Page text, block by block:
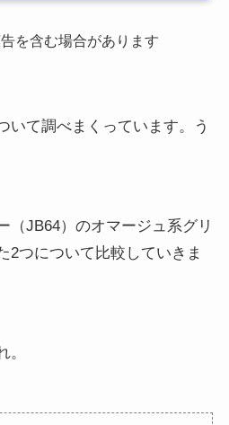
を含む場合があります
いて調べまくっています。う
（JB64）のオマージュ系グリ
2つについて比較していきま
。